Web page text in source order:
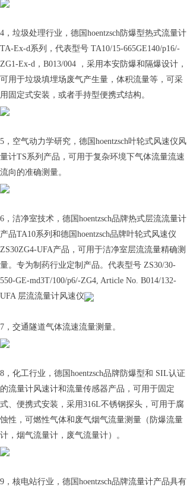
4，垃圾处理行业，德国hoentzsch防爆型热式流量计
TA-Ex-d系列，代表型号 TA10/15-665GE140/p16/-
ZG1-Ex-d，B013/004 ，采用本安防爆和隔爆设计，
可用于垃圾填埋场废气产生量，体积流量等，可采
用固定式安装，或者手持型便携式结构。
5，空气动力学研究，德国hoentzsch叶轮式风速仪风
量计TS系列产品，可用于复杂环境下气体流量流速
流向的准确测量。
6，洁净室技术，德国hoentzsch品牌热式层流流量计
产品TA10系列和德国hoentzsch品牌叶轮式风速仪
ZS30ZG4-UFA产品，可用于洁净室层流流量精确测
量。专为制药行业定制产品。代表型号 ZS30/30-
550-GE-md3T/100/p6/-ZG4, Article No. B014/132-
UFA 层流流量计风速仪
7，交通隧道气体流速流量测量。
8，化工行业，德国hoentzsch品牌防爆型和 SIL认证
的流量计风速计和流量传感器产品，可用于固定
式、便携式安装，采用316L不锈钢探头，可用于腐
蚀性，可燃性气体和废气烟气流量测量（防爆流量
计，烟气流量计，废气流量计）。
9，核电站行业，德国hoentzsch品牌流量计产品具有